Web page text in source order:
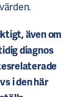
även om
diagnos
i den här